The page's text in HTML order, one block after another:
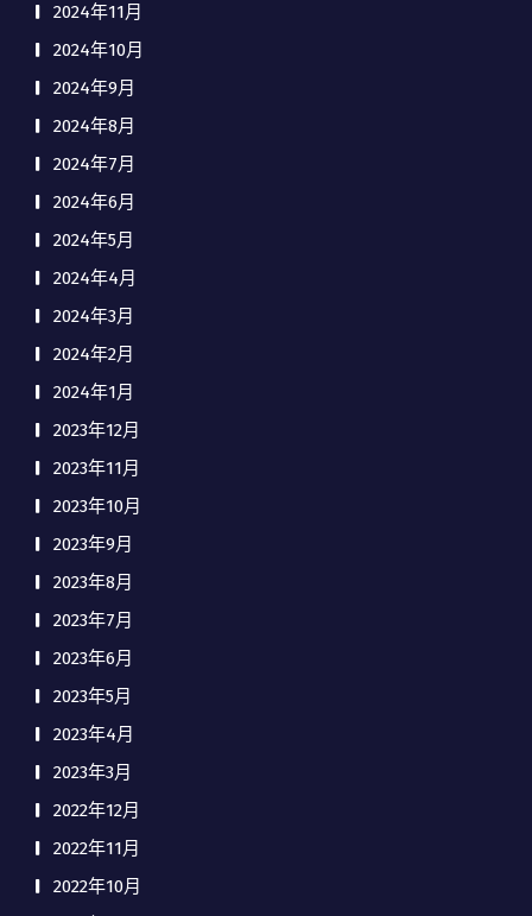
2024年11月
2024年10月
2024年9月
2024年8月
2024年7月
2024年6月
2024年5月
2024年4月
2024年3月
2024年2月
2024年1月
2023年12月
2023年11月
2023年10月
2023年9月
2023年8月
2023年7月
2023年6月
2023年5月
2023年4月
2023年3月
2022年12月
2022年11月
2022年10月